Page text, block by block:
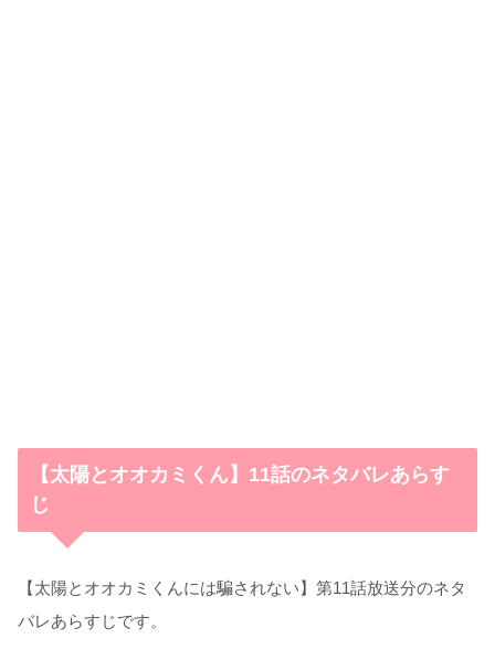
【太陽とオオカミくん】11話のネタバレあらす
じ
【太陽とオオカミくんには騙されない】第11話放送分のネタ
バレあらすじです。